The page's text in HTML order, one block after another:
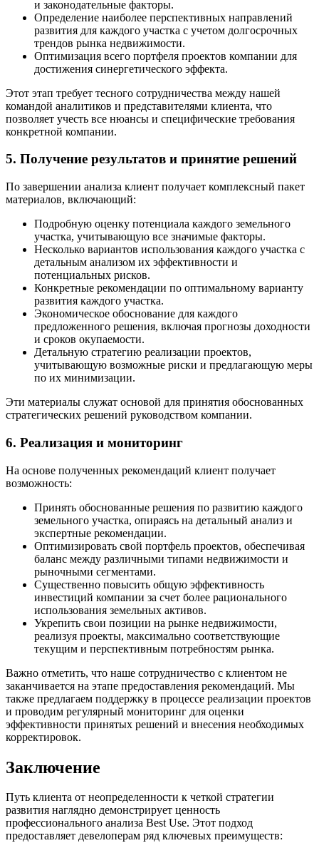
и законодательные факторы.
Определение наиболее перспективных направлений
развития для каждого участка с учетом долгосрочных
трендов рынка недвижимости.
Оптимизация всего портфеля проектов компании для
достижения синергетического эффекта.
Этот этап требует тесного сотрудничества между нашей
командой аналитиков и представителями клиента, что
позволяет учесть все нюансы и специфические требования
конкретной компании.
5. Получение результатов и принятие решений
По завершении анализа клиент получает комплексный пакет
материалов, включающий:
Подробную оценку потенциала каждого земельного
участка, учитывающую все значимые факторы.
Несколько вариантов использования каждого участка с
детальным анализом их эффективности и
потенциальных рисков.
Конкретные рекомендации по оптимальному варианту
развития каждого участка.
Экономическое обоснование для каждого
предложенного решения, включая прогнозы доходности
и сроков окупаемости.
Детальную стратегию реализации проектов,
учитывающую возможные риски и предлагающую меры
по их минимизации.
Эти материалы служат основой для принятия обоснованных
стратегических решений руководством компании.
6. Реализация и мониторинг
На основе полученных рекомендаций клиент получает
возможность:
Принять обоснованные решения по развитию каждого
земельного участка, опираясь на детальный анализ и
экспертные рекомендации.
Оптимизировать свой портфель проектов, обеспечивая
баланс между различными типами недвижимости и
рыночными сегментами.
Существенно повысить общую эффективность
инвестиций компании за счет более рационального
использования земельных активов.
Укрепить свои позиции на рынке недвижимости,
реализуя проекты, максимально соответствующие
текущим и перспективным потребностям рынка.
Важно отметить, что наше сотрудничество с клиентом не
заканчивается на этапе предоставления рекомендаций. Мы
также предлагаем поддержку в процессе реализации проектов
и проводим регулярный мониторинг для оценки
эффективности принятых решений и внесения необходимых
корректировок.
Заключение
Путь клиента от неопределенности к четкой стратегии
развития наглядно демонстрирует ценность
профессионального анализа Best Use. Этот подход
предоставляет девелоперам ряд ключевых преимуществ: